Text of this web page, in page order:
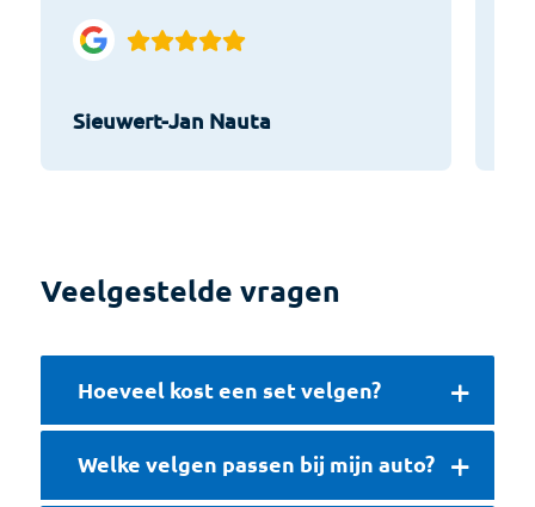
Sieuwert-Jan Nauta
Veelgestelde vragen
Hoeveel kost een set velgen?
Welke velgen passen bij mijn auto?